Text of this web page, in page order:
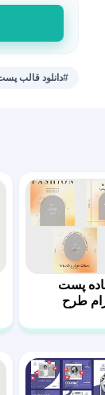
فایل‌
لایه
باز
و
#دانلود قالب
پست
طرح